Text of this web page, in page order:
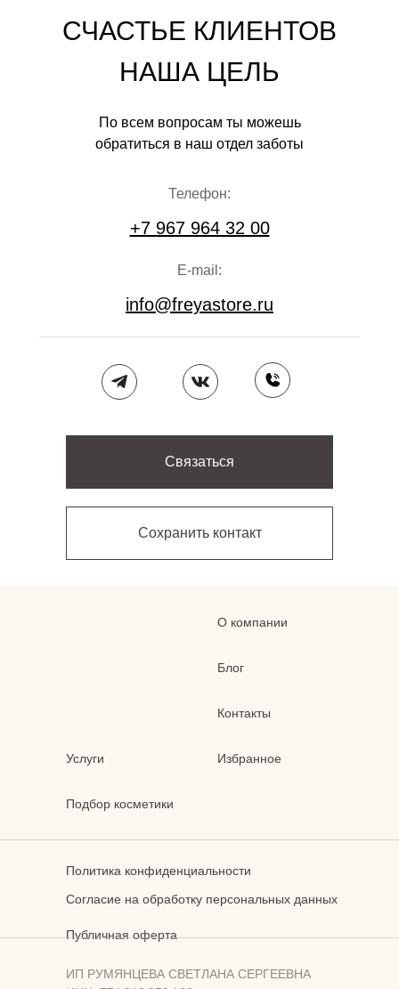
СЧАСТЬЕ КЛИЕНТОВ
НАША ЦЕЛЬ
По всем вопросам ты можешь
обратиться в наш отдел заботы
Телефон:
+7 967 964 32 00
E-mail:
info@freyastore.ru
Связаться
Сохранить контакт
Услуги
Подбор косметики
О компании
Блог
Контакты
Избранное
ИП РУМЯНЦЕВА СВЕТЛАНА СЕРГЕЕВНА
Политика конфиденциальности
Публичная оферта
Согласие на обработку персональных данных